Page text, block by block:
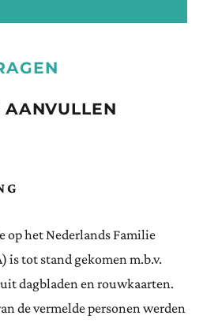
op het Nederlands Familie
is tot stand gekomen m.b.v.
dagbladen en rouwkaarten.
de vermelde personen werden